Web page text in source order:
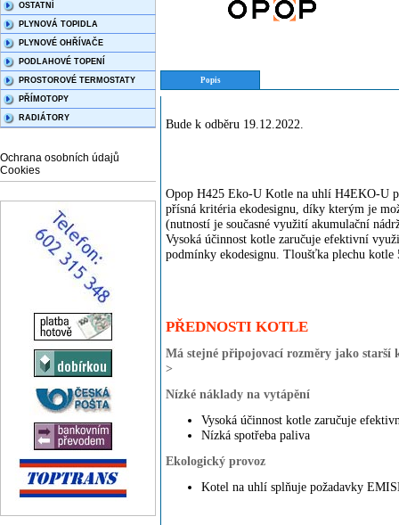
OSTATNÍ
PLYNOVÁ TOPIDLA
PLYNOVÉ OHŘÍVAČE
PODLAHOVÉ TOPENÍ
PROSTOROVÉ TERMOSTATY
PŘÍMOTOPY
RADIÁTORY
Ochrana osobních údajů
Cookies
Popis
Bude k odběru 19.12.2022.
Opop H425 Eko-U Kotle na uhlí H4EKO-U
přísná kritéria ekodesignu, díky kterým je
(nutností je současné využití akumulační
Vysoká účinnost kotle zaručuje efektivní
podmínky ekodesignu. Tloušťka plechu
PŘEDNOSTI KOTLE
Má stejné připojovací rozměry jako starší
>
Nízké náklady na vytápění
Vysoká účinnost kotle zaručuje
Nízká spotřeba paliva
Ekologický provoz
Kotel na uhlí splňuje požadavky